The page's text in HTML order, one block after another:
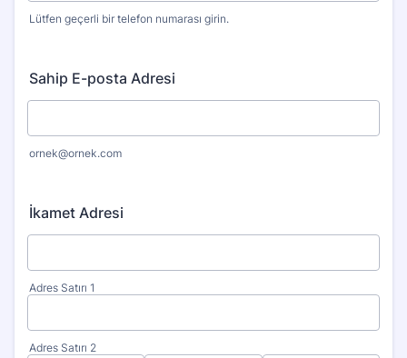
Lütfen geçerli bir telefon numarası girin.
Sahip E-posta Adresi
ornek@ornek.com
İkamet Adresi
Adres Satırı 1
Adres Satırı 2